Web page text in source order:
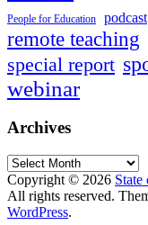
People for Education podcast
remote teaching
special report
webinar
Archives
Archives
Copyright © 2026
All rights reserved.
WordPress.